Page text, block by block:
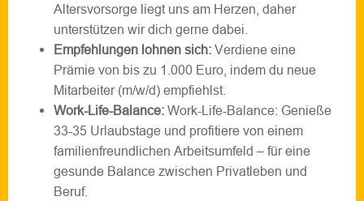
Altersvorsorge liegt uns am Herzen, daher
unterstützen wir dich gerne dabei.
Empfehlungen lohnen sich: Verdiene eine
Prämie von bis zu 1.000 Euro, indem du neue
Mitarbeiter (m/w/d) empfiehlst.
Work-Life-Balance: Work-Life-Balance: Genieße
33-35 Urlaubstage und profitiere von einem
familienfreundlichen Arbeitsumfeld – für eine
gesunde Balance zwischen Privatleben und
Beruf.